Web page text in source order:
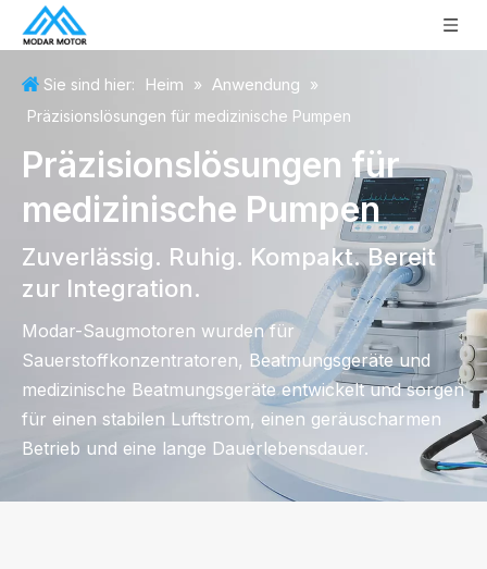
Sie sind hier: Heim » Anwendung
»
Präzisionslösungen für medizinische Pumpen
Präzisionslösungen für
medizinische Pumpen
Zuverlässig. Ruhig. Kompakt. Bereit
zur Integration.
Modar-Saugmotoren wurden für
Sauerstoffkonzentratoren, Beatmungsgeräte und
medizinische Beatmungsgeräte entwickelt und sorgen
für einen stabilen Luftstrom, einen geräuscharmen
Betrieb und eine lange Dauerlebensdauer.